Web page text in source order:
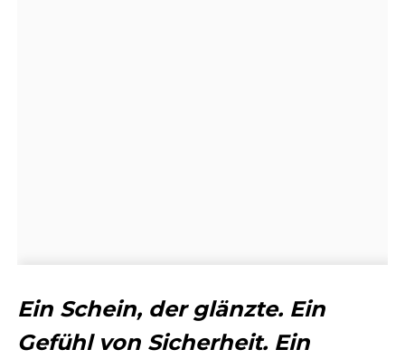
Ein Schein, der glänzte. Ein
Gefühl von Sicherheit. Ein